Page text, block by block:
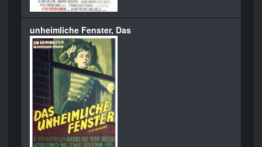
unheimliche Fenster, Das